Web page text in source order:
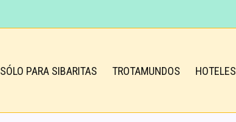
SÓLO PARA SIBARITAS TROTAMUNDOS HOTELES